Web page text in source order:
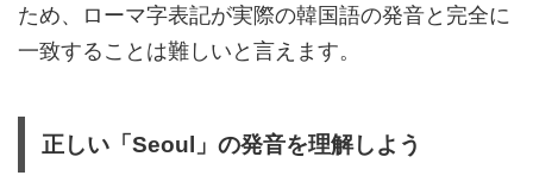
ため、ローマ字表記が実際の韓国語の発音と完全に
一致することは難しいと言えます。
正しい「Seoul」の発音を理解しよう